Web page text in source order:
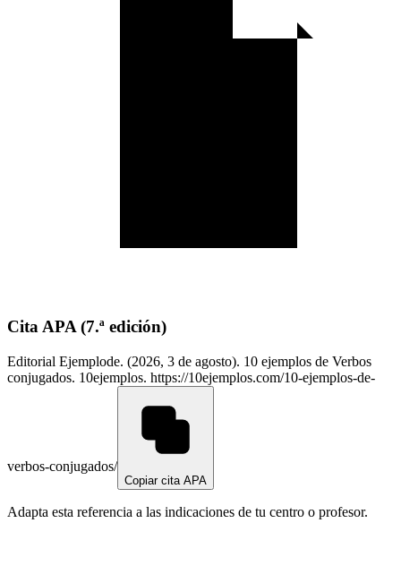
Cita APA (7.ª edición)
Editorial Ejemplode. (2026, 3 de agosto). 10 ejemplos de Verbos
conjugados. 10ejemplos. https://10ejemplos.com/10-ejemplos-de-
verbos-conjugados/
Copiar cita APA
Adapta esta referencia a las indicaciones de tu centro o profesor.